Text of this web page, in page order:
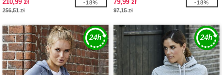
210,99 zł
256,51 zł
-18%
79,99 zł
97,15 zł
-18%